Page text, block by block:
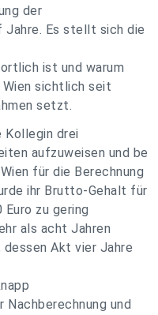
der
Es stellt sich die
ist und warum
sichtlich seit
setzt.
Kollegin drei
aufzuweisen und be
für die Berechnung
ihr Brutto-Gehalt für
zu gering
als acht Jahren
Akt vier Jahre
und